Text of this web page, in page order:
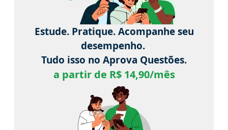
Estude. Pratique. Acompanhe seu
desempenho.
Tudo isso no Aprova Questões.
a partir de R$ 14,90/mês